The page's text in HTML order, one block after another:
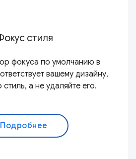
стиля
фокуса по умолчанию в
вашему дизайну,
стиль, а не удаляйте его.
Подробнее